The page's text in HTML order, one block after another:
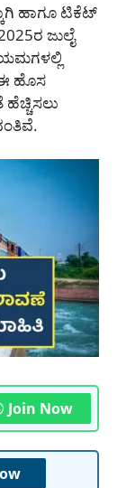
ಹಾಗೂ ಟಿಕೆಟ್
ಜುಲೈ
ಹೊಸ
ಹೆಚ್ಚಿಸಲು
Join Now